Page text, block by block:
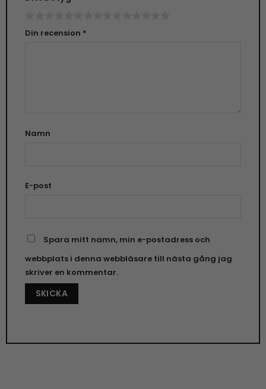
Din recension *
Namn
E-post
Spara mitt namn, min e-postadress och
webbplats i denna webbläsare till nästa gång jag
skriver en kommentar.